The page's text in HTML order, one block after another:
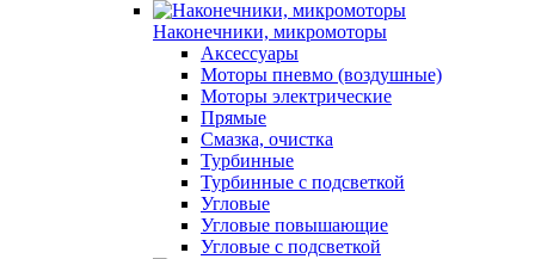
Наконечники, микромоторы
Аксессуары
Моторы пневмо (воздушные)
Моторы электрические
Прямые
Смазка, очистка
Турбинные
Турбинные с подсветкой
Угловые
Угловые повышающие
Угловые с подсветкой